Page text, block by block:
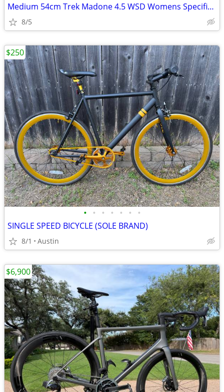
Medium 54cm Trek Madone 4.5 WSD Womens Specific Design Carbon RoadBike
8/5
• • • • • • •
SINGLE SPEED BICYCLE (SOLE BRAND)
8/1 Austin
$250
$6,900